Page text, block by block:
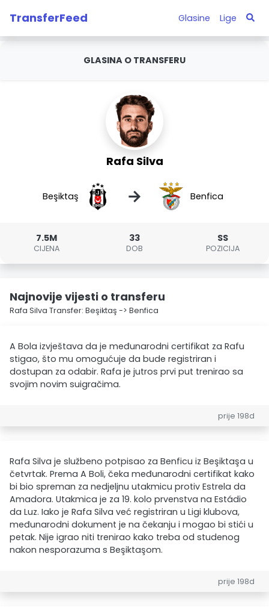
TransferFeed Glasine Lige
GLASINA O TRANSFERU
Rafa Silva
Beşiktaş → Benfica
7.5M
CIJENA
33
DOB
SS
POZICIJA
Najnovije vijesti o transferu
Rafa Silva Transfer: Beşiktaş -> Benfica
A Bola izvještava da je međunarodni certifikat za Rafu
stigao, što mu omogućuje da bude registriran i
dostupan za odabir. Rafa je jutros prvi put trenirao sa
svojim novim suigračima.
prije 198d
Rafa Silva je službeno potpisao za Benficu iz Beşiktaşa u
četvrtak. Prema A Boli, čeka međunarodni certifikat kako
bi bio spreman za nedjeljnu utakmicu protiv Estrela da
Amadora. Utakmica je za 19. kolo prvenstva na Estádio
da Luz. Iako je Rafa Silva već registriran u Ligi klubova,
međunarodni dokument je na čekanju i mogao bi stići u
petak. Nije igrao niti trenirao kako treba od studenog
nakon nesporazuma s Beşiktaşom.
prije 198d